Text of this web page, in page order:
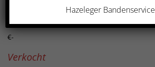
Prijs
€-
Verkocht
Hazeleger Bandenservice